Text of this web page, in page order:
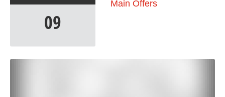
09
Main Offers